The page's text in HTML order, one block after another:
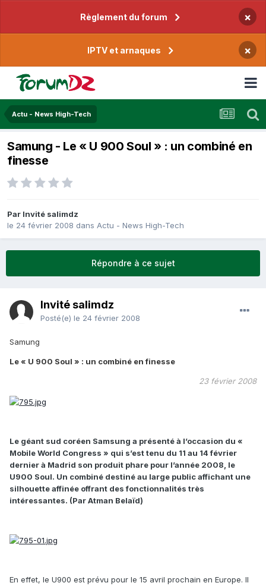
Règlement du forum ×
IPTV et arnaques ×
Actu - News High-Tech
Samung - Le « U 900 Soul » : un combiné en
finesse
Par Invité salimdz
le 24 février 2008 dans Actu - News High-Tech
Répondre à ce sujet
Invité salimdz
Posté(e) le 24 février 2008
Samung
Le « U 900 Soul » : un combiné en finesse
23 février 2008
Le géant sud coréen Samsung a présenté à l’occasion du «
Mobile World Congress » qui s’est tenu du 11 au 14 février
dernier à Madrid son produit phare pour l’année 2008, le
U900 Soul. Un combiné destiné au large public affichant une
silhouette affinée offrant des fonctionnalités très
intéressantes. (Par Atman Belaïd)
En effet, le U900 est prévu pour le 15 avril prochain en Europe. Il